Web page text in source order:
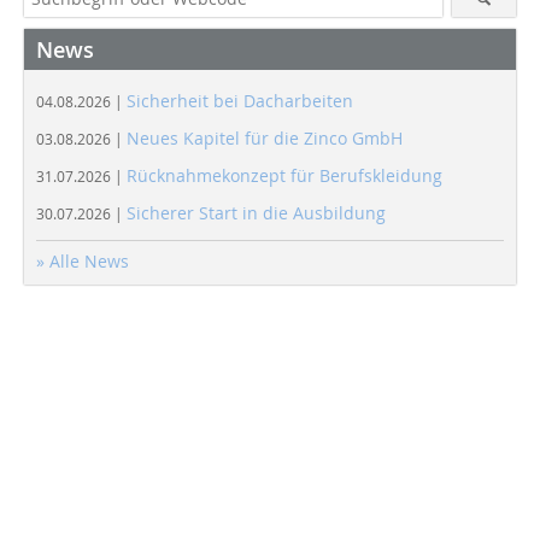
News
04.08.2026 | Sicherheit bei Dacharbeiten
03.08.2026 | Neues Kapitel für die Zinco GmbH
31.07.2026 | Rücknahmekonzept für Berufskleidung
30.07.2026 | Sicherer Start in die Ausbildung
» Alle News